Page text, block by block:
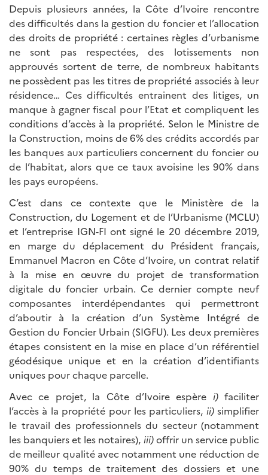
Depuis plusieurs années, la Côte d’Ivoire rencontre
des difficultés dans la gestion du foncier et l’allocation
des droits de propriété : certaines règles d’urbanisme
ne sont pas respectées, des lotissements non
approuvés sortent de terre, de nombreux habitants
ne possèdent pas les titres de propriété associés à leur
résidence… Ces difficultés entrainent des litiges, un
manque à gagner fiscal pour l’Etat et compliquent les
conditions d’accès à la propriété. Selon le Ministre de
la Construction, moins de 6% des crédits accordés par
les banques aux particuliers concernent du foncier ou
de l’habitat, alors que ce taux avoisine les 90% dans
les pays européens.
C’est dans ce contexte que le Ministère de la
Construction, du Logement et de l’Urbanisme (MCLU)
et l’entreprise IGN-FI ont signé le 20 décembre 2019,
en marge du déplacement du Président français,
Emmanuel Macron en Côte d’Ivoire, un contrat relatif
à la mise en œuvre du projet de transformation
digitale du foncier urbain. Ce dernier compte neuf
composantes interdépendantes qui permettront
d’aboutir à la création d’un Système Intégré de
Gestion du Foncier Urbain (SIGFU). Les deux premières
étapes consistent en la mise en place d’un référentiel
géodésique unique et en la création d’identifiants
uniques pour chaque parcelle.
Avec ce projet, la Côte d’Ivoire espère i)faciliter
l’accès à la propriété pour les particuliers, ii)simplifier
le travail des professionnels du secteur (notamment
les banquiers et les notaires), iii)offrir un service public
de meilleur qualité avec notamment une réduction de
90% du temps de traitement des dossiers et une